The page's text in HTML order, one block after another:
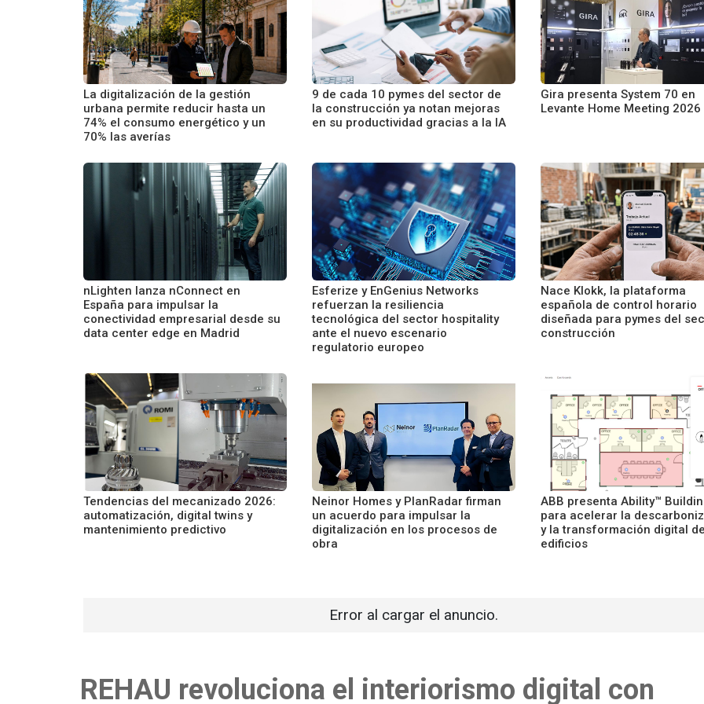
La digitalización de la gestión
urbana permite reducir hasta un
74% el consumo energético y un
70% las averías
9 de cada 10 pymes del sector de
la construcción ya notan mejoras
en su productividad gracias a la IA
Gira presenta System 70 en
Levante Home Meeting 2026
nLighten lanza nConnect en
España para impulsar la
conectividad empresarial desde su
data center edge en Madrid
Esferize y EnGenius Networks
refuerzan la resiliencia
tecnológica del sector hospitality
ante el nuevo escenario
regulatorio europeo
Nace Klokk, la plataforma
española de control horario
diseñada para pymes del
construcción
Tendencias del mecanizado 2026:
automatización, digital twins y
mantenimiento predictivo
Neinor Homes y PlanRadar firman
un acuerdo para impulsar la
digitalización en los procesos de
obra
ABB presenta Ability™
para acelerar la
y la transformación digital
edificios
Error al cargar el anuncio.
REHAU revoluciona el interiorismo digital con